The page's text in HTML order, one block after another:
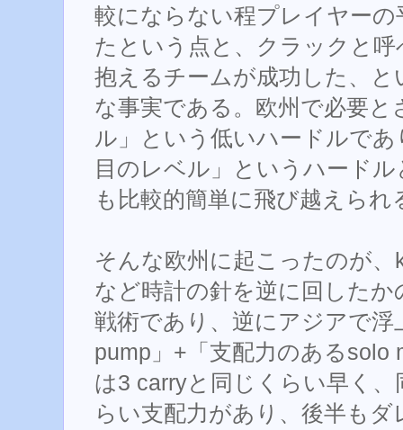
較にならない程プレイヤー
たという点と、クラックと
抱えるチームが成功した、
な事実である。欧州で必要
ル」という低いハードルで
目のレベル」というハード
も比較的簡単に飛び越えられ
そんな欧州に起こったのが
など時計の針を逆に回した
戦術であり、逆にアジアで
pump」+「支配力のあるsolo
は3 carryと同じくらい早く
らい支配力があり、後半も